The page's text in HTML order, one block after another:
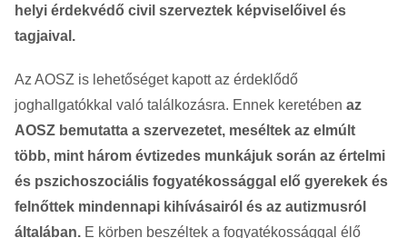
helyi érdekvédő civil szerveztek képviselőivel és
tagjaival.
Az AOSZ is lehetőséget kapott az érdeklődő
joghallgatókkal való találkozásra. Ennek keretében az
AOSZ bemutatta a szervezetet, meséltek az elmúlt
több, mint három évtizedes munkájuk során az értelmi
és pszichoszociális fogyatékossággal elő gyerekek és
felnőttek mindennapi kihívásairól és az autizmusról
általában. E körben beszéltek a fogyatékossággal élő